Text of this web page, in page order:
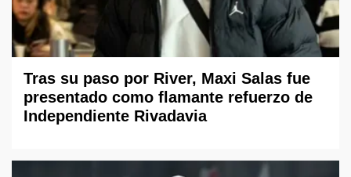
Tras su paso por River, Maxi Salas fue
presentado como flamante refuerzo de
Independiente Rivadavia